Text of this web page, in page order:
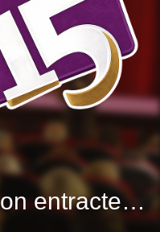
entracte…